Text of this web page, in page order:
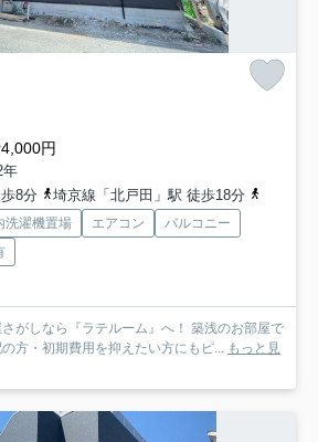
円
年
8分
埼京線「北戸田」駅 徒歩18分
洗濯機置場 エアコン
バルコニー
さがしなら『ラテルーム』へ！ 築浅のお部屋で
方・初期費用を抑えたい方にもピ...
もっと見